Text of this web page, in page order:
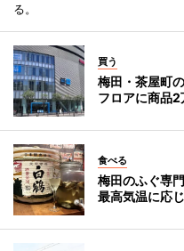
る。
買う
梅田・茶屋町
フロアに商品
食べる
梅田のふぐ専
最高気温に応